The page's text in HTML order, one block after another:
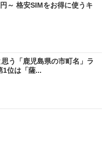
～ 格安SIMをお得に使うキ
う「鹿児島県の市町名」ラ
位は「薩...